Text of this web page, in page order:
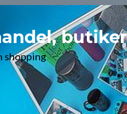
shopping